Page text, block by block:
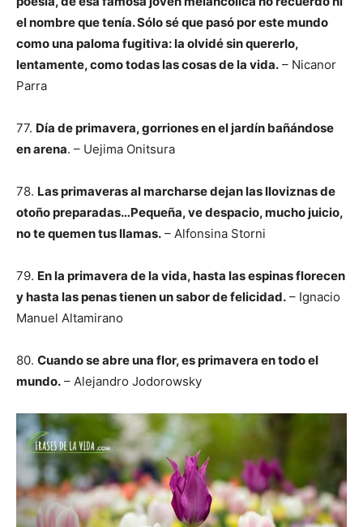
el nombre que tenía. Sólo sé que pasó por este mundo
como una paloma fugitiva: la olvidé sin quererlo,
lentamente, como todas las cosas de la vida. – Nicanor
Parra
77. Día de primavera, gorriones en el jardín bañándose
en arena. – Uejima Onitsura
78. Las primaveras al marcharse dejan las lloviznas de
otoño preparadas…Pequeña, ve despacio, mucho juicio,
no te quemen tus llamas. – Alfonsina Storni
79. En la primavera de la vida, hasta las espinas florecen
y hasta las penas tienen un sabor de felicidad. – Ignacio
Manuel Altamirano
80. Cuando se abre una flor, es primavera en todo el
mundo. – Alejandro Jodorowsky